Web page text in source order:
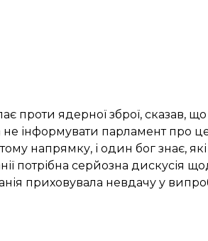
проти ядерної зброї, сказав,
інформувати парламент про
напрямку, і один бог знає,
потрібна серйозна дискусія
приховувала невдачу у